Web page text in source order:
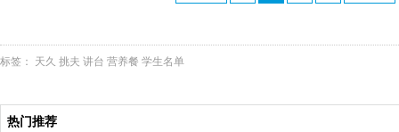
标签： 天久 挑夫 讲台 营养餐 学生名单
热门推荐